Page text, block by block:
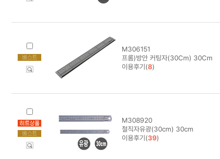
M306151
프롬)방안 커팅자(30Cm) 30Cm
이용후기(8)
M308920
철직자유광(30cm) 30cm
이용후기(39)